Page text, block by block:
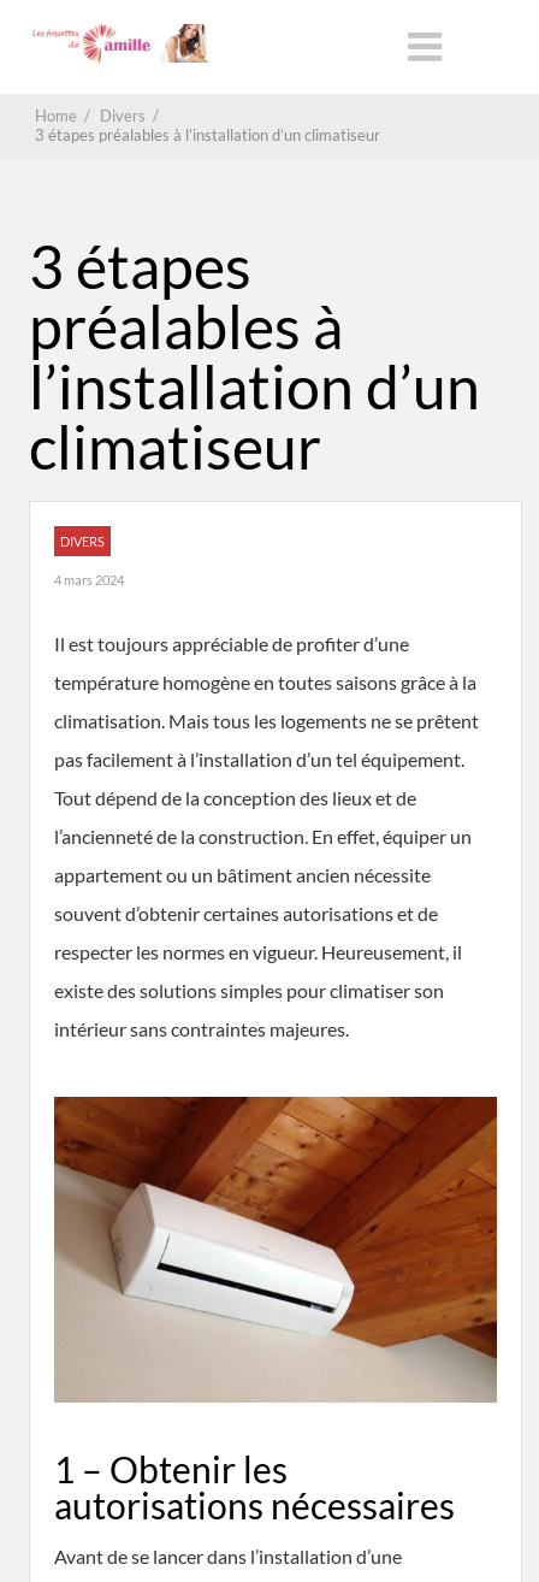
Home / Divers /
3 étapes préalables à l’installation d’un climatiseur
3 étapes
préalables à
l’installation d’un
climatiseur
DIVERS
4 mars 2024
Il est toujours appréciable de profiter d’une
température homogène en toutes saisons grâce à la
climatisation. Mais tous les logements ne se prêtent
pas facilement à l’installation d’un tel équipement.
Tout dépend de la conception des lieux et de
l’ancienneté de la construction. En effet, équiper un
appartement ou un bâtiment ancien nécessite
souvent d’obtenir certaines autorisations et de
respecter les normes en vigueur. Heureusement, il
existe des solutions simples pour climatiser son
intérieur sans contraintes majeures.
1 – Obtenir les
autorisations nécessaires
Avant de se lancer dans l’installation d’une